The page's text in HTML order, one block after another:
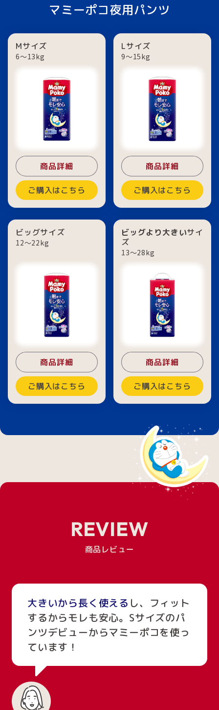
マミーポコ夜用パンツ
Mサイズ
6〜13kg
商品詳細
ご購入はこちら
Lサイズ
9〜15kg
商品詳細
ご購入はこちら
ビッグサイズ
12〜22kg
商品詳細
ご購入はこちら
ビッグより大きいサイ
ズ
13〜28kg
商品詳細
ご購入はこちら
REVIEW
商品レビュー
大きいから長く使える し、フィット
するからモレも安心。Sサイズのパ
ンツデビューからマミーポコを使っ
ています！